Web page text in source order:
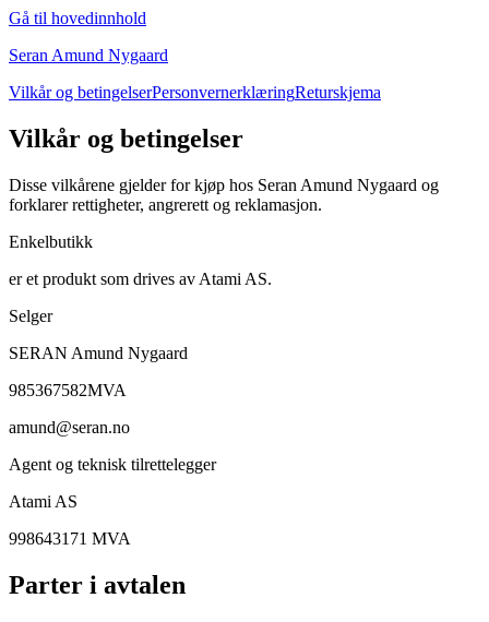
Gå til hovedinnhold
Seran Amund Nygaard
Vilkår og betingelserPersonvernerklæringReturskjema
Vilkår og betingelser
Disse vilkårene gjelder for kjøp hos Seran Amund Nygaard og
forklarer rettigheter, angrerett og reklamasjon.
Enkelbutikk
er et produkt som drives av Atami AS.
Selger
SERAN Amund Nygaard
985367582MVA
amund@seran.no
Agent og teknisk tilrettelegger
Atami AS
998643171 MVA
Parter i avtalen